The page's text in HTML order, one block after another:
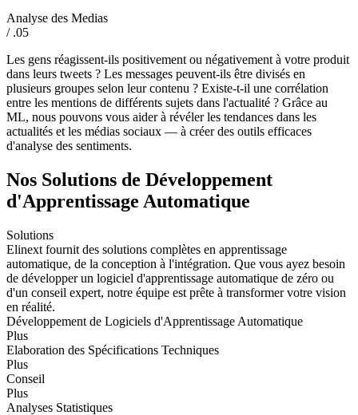
Analyse des Medias
/ .05
Les gens réagissent-ils positivement ou négativement à votre produit
dans leurs tweets ? Les messages peuvent-ils être divisés en
plusieurs groupes selon leur contenu ? Existe-t-il une corrélation
entre les mentions de différents sujets dans l'actualité ? Grâce au
ML, nous pouvons vous aider à révéler les tendances dans les
actualités et les médias sociaux ― à créer des outils efficaces
d'analyse des sentiments.
Nos Solutions de Développement
d'Apprentissage Automatique
Solutions
Elinext fournit des solutions complètes en apprentissage
automatique, de la conception à l'intégration. Que vous ayez besoin
de développer un logiciel d'apprentissage automatique de zéro ou
d'un conseil expert, notre équipe est prête à transformer votre vision
en réalité.
Développement de Logiciels d'Apprentissage Automatique
Plus
Elaboration des Spécifications Techniques
Plus
Conseil
Plus
Analyses Statistiques